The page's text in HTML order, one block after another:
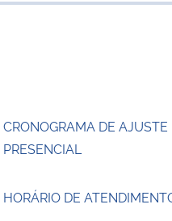
CRONOGRAMA DE AJUSTE
PRESENCIAL
HORÁRIO DE